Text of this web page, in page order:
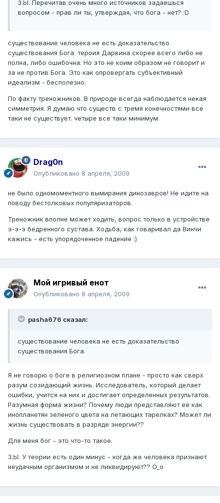
З.Ы. Перечитав очень много источников задаешься
вопросом - прав ли ты, утверждая, что бога - нет? :D
существование человека не есть доказательство
существования Бога. тероия Дарвина скорее всего либо не
полна, либо ошибочна. Но это не коим образом не говорит и
за не против Бога. Это как опровергать субъективный
идеализм - бесполезно.
По факту треножников. В природе всегда наблюдается некая
симметрия. Я думаю что существ с тремя конечностями все
таки не существует. четыре все таки минимум.
Drag0n
Опубликовано 8 апреля, 2009
не было одномоментного вымирания динозавров! Не идите на
поводу бестолковых популяризаторов.
Треножник вполне может ходить, вопрос только в устройстве
э-э-э бедренного сустава. Ходьба, как говаривал да Винчи
кажись - есть упорядоченное падение :)
Мой игривый енот
Опубликовано 8 апреля, 2009
pasha676 сказал:
существование человека не есть доказательство
существования Бога.
Я не говорю о боге в религиозном плане - просто как сверх
разум созидающий жизнь. Исследователь, который делает
ошибки, учится на них и достигает определенных результатов.
Разумная форма жизни? Почему люди представляют её как
инопланетян зеленого цвета на летающих тарелках? Может ли
жизнь существовать в разряде энергии??
Для меня бог - это что-то такое.
З.Ы. У теории есть один минус - когда же человека признают
неудачным организмом и не ликвидируют?? O_o